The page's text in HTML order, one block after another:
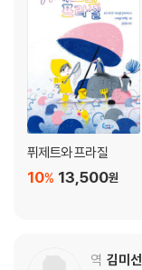
퓌제트와 프라질
13,500원
10%
역 김미선